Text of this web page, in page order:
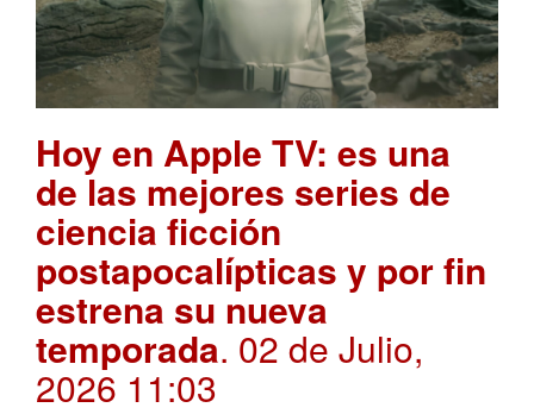
Hoy en Apple TV: es una
de las mejores series de
ciencia ficción
postapocalípticas y por fin
estrena su nueva
temporada. 02 de Julio,
2026 11:03